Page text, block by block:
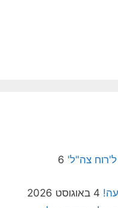
ל'רוח צה"ל' 6
4 באוגוסט 2026